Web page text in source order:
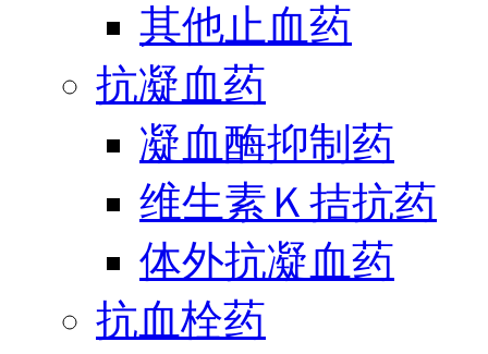
其他止血药
抗凝血药
凝血酶抑制药
维生素Ｋ拮抗药
体外抗凝血药
抗血栓药